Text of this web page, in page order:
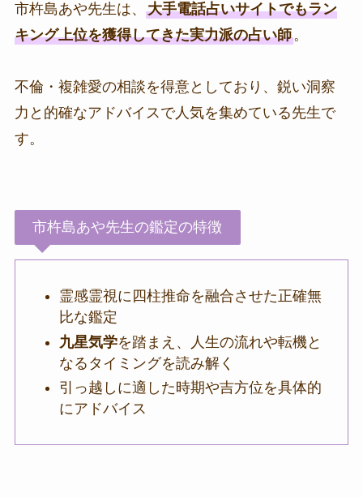
市杵島あや先生は、 大手電話占いサイトでもラン
キング上位を獲得してきた実力派の占い師。
不倫・複雑愛の相談を得意としており、鋭い洞察
力と的確なアドバイスで人気を集めている先生で
す。
市杵島あや先生の鑑定の特徴
霊感霊視に四柱推命を融合させた正確無
比な鑑定
九星気学を踏まえ、人生の流れや転機と
なるタイミングを読み解く
引っ越しに適した時期や吉方位を具体的
にアドバイス